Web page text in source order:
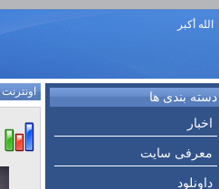
الله أكبر
دسته بندی ها
اخبار
معرفی سایت
داونلود
اونترنت